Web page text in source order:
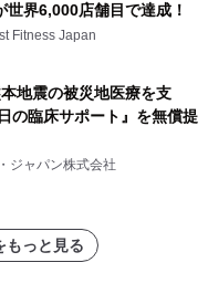
世界6,000店舗目で達成！
Fitness Japan
地震の被災地医療を支
臨床サポート』を無償提
ジャパン株式会社
もっと見る